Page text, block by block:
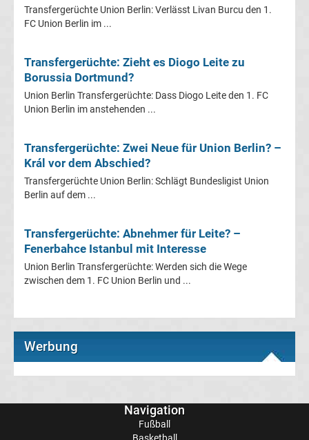
Dresden
Transfergerüchte
Eintracht
Transfergerüchte
Eintracht
Frankfurt
Transfergerüchte
Cottbus
FC
Transfergerüchte Union Berlin: Verlässt Livan Burcu den 1.
FC Union Berlin im ...
Transfergerüchte: Zieht es Diogo Leite zu
Borussia Dortmund?
Union Berlin Transfergerüchte: Dass Diogo Leite den 1. FC
Union Berlin im anstehenden ...
Transfergerüchte: Zwei Neue für Union Berlin? –
Král vor dem Abschied?
Transfergerüchte Union Berlin: Schlägt Bundesligist Union
Berlin auf dem ...
Transfergerüchte: Abnehmer für Leite? –
Fenerbahce Istanbul mit Interesse
Union Berlin Transfergerüchte: Werden sich die Wege
zwischen dem 1. FC Union Berlin und ...
Werbung
Navigation
Fußball